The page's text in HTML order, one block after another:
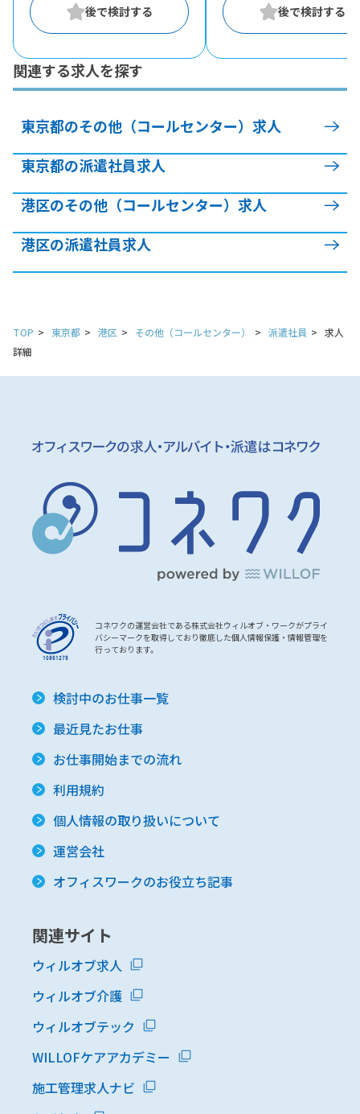
関連する求人を探す
東京都のその他（コールセンター）求人
東京都の派遣社員求人
港区のその他（コールセンター）求人
港区の派遣社員求人
TOP 東京都 港区 その他（コールセンター） 派遣社員
求人
詳細
コネワクの運営会社である株式会社ウィルオブ・ワークがプライ
バシーマークを取得しており徹底した個人情報保護・情報管理を
行っております。
検討中のお仕事一覧
最近見たお仕事
お仕事開始までの流れ
利用規約
個人情報の取り扱いについて
運営会社
オフィスワークのお役立ち記事
関連サイト
ウィルオブ求人
ウィルオブ介護
ウィルオブテック
WILLOFケアアカデミー
施工管理求人ナビ